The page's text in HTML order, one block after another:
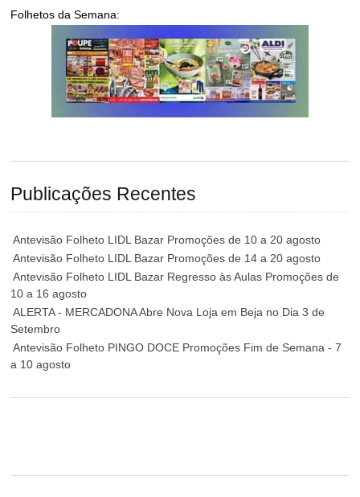
Folhetos da Semana:
Publicações Recentes
Antevisão Folheto LIDL Bazar Promoções de 10 a 20 agosto
Antevisão Folheto LIDL Bazar Promoções de 14 a 20 agosto
Antevisão Folheto LIDL Bazar Regresso às Aulas Promoções de
10 a 16 agosto
ALERTA - MERCADONA Abre Nova Loja em Beja no Dia 3 de
Setembro
Antevisão Folheto PINGO DOCE Promoções Fim de Semana - 7
a 10 agosto